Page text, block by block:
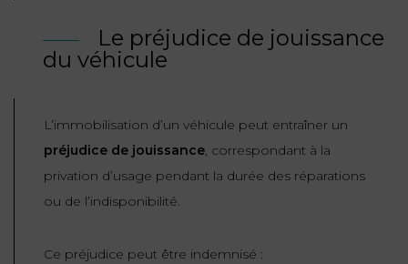
Le préjudice de jouissance
du véhicule
L’immobilisation d’un véhicule peut entraîner un
préjudice de jouissance, correspondant à la
privation d’usage pendant la durée des réparations
ou de l’indisponibilité.
Ce préjudice peut être indemnisé :